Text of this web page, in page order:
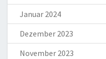
Januar 2024
Dezember 2023
November 2023